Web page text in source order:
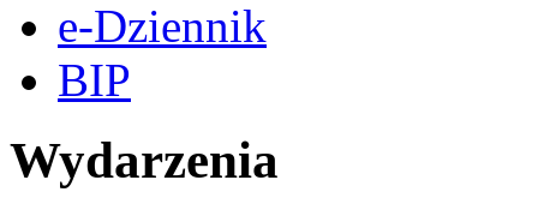
e-Dziennik
BIP
Wydarzenia